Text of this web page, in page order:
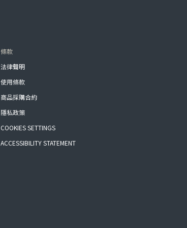
條款
法律聲明
使用條款
商品採購合約
隱私政策
COOKIES SETTINGS
ACCESSIBILITY STATEMENT